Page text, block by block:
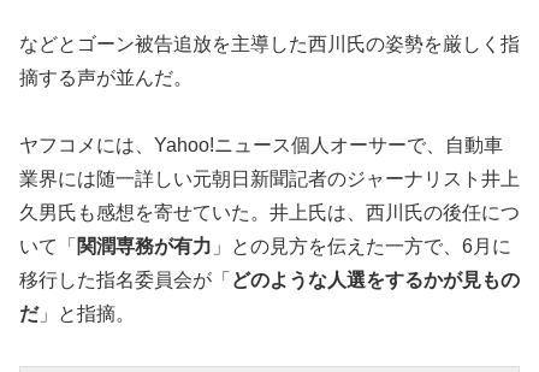
などとゴーン被告追放を主導した西川氏の姿勢を厳しく指
摘する声が並んだ。
ヤフコメには、Yahoo!ニュース個人オーサーで、自動車
業界には随一詳しい元朝日新聞記者のジャーナリスト井上
久男氏も感想を寄せていた。井上氏は、西川氏の後任につ
いて「 関潤専務が有力 」との見方を伝えた一方で、6月に
移行した指名委員会が「 どのような人選をするかが見もの
だ」と指摘。